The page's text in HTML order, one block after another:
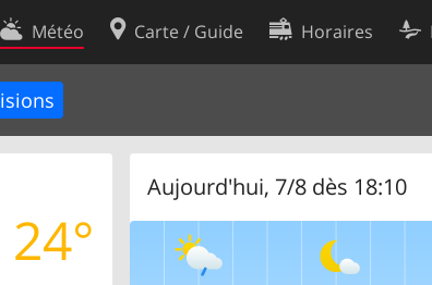
Météo Carte / Guide Horaires
24°
Aujourd'hui, 7/8 dès 18:10
Contact
Conditions d’utilisation